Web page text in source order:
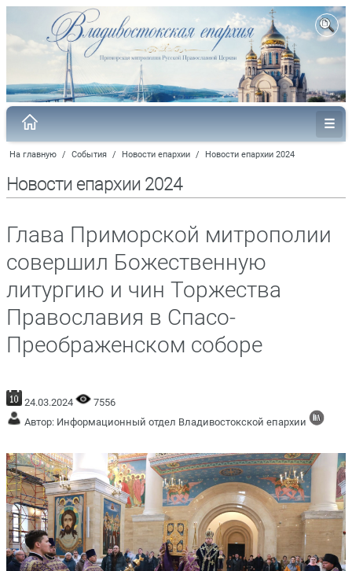
На главную / События / Новости епархии / Новости епархии 2024
Новости епархии 2024
Глава Приморской митрополии
совершил Божественную
литургию и чин Торжества
Православия в Спасо-
Преображенском соборе
24.03.2024
7556
Автор: Информационный отдел Владивостокской епархии